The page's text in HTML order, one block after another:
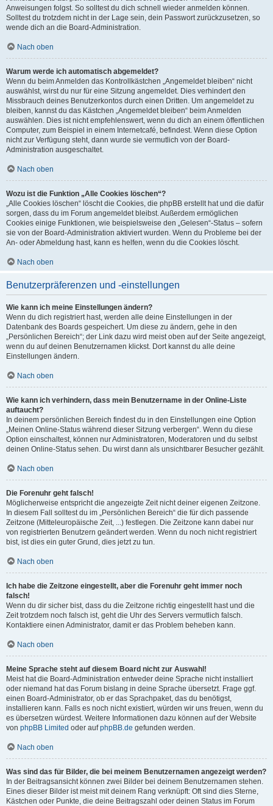
Anweisungen folgst. So solltest du dich schnell wieder anmelden können.
Solltest du trotzdem nicht in der Lage sein, dein Passwort zurückzusetzen, so
wende dich an die Board-Administration.
Nach oben
Warum werde ich automatisch abgemeldet?
Wenn du beim Anmelden das Kontrollkästchen „Angemeldet bleiben“ nicht
auswählst, wirst du nur für eine Sitzung angemeldet. Dies verhindert den
Missbrauch deines Benutzerkontos durch einen Dritten. Um angemeldet zu
bleiben, kannst du das Kästchen „Angemeldet bleiben“ beim Anmelden
auswählen. Dies ist nicht empfehlenswert, wenn du dich an einem öffentlichen
Computer, zum Beispiel in einem Internetcafé, befindest. Wenn diese Option
nicht zur Verfügung steht, dann wurde sie vermutlich von der Board-
Administration ausgeschaltet.
Nach oben
Wozu ist die Funktion „Alle Cookies löschen“?
„Alle Cookies löschen“ löscht die Cookies, die phpBB erstellt hat und die dafür
sorgen, dass du im Forum angemeldet bleibst. Außerdem ermöglichen
Cookies einige Funktionen, wie beispielsweise den „Gelesen“-Status – sofern
sie von der Board-Administration aktiviert wurden. Wenn du Probleme bei der
An- oder Abmeldung hast, kann es helfen, wenn du die Cookies löscht.
Nach oben
Benutzerpräferenzen und -einstellungen
Wie kann ich meine Einstellungen ändern?
Wenn du dich registriert hast, werden alle deine Einstellungen in der
Datenbank des Boards gespeichert. Um diese zu ändern, gehe in den
„Persönlichen Bereich“; der Link dazu wird meist oben auf der Seite angezeigt,
wenn du auf deinen Benutzernamen klickst. Dort kannst du alle deine
Einstellungen ändern.
Nach oben
Wie kann ich verhindern, dass mein Benutzername in der Online-Liste
auftaucht?
In deinem persönlichen Bereich findest du in den Einstellungen eine Option
„Meinen Online-Status während dieser Sitzung verbergen“. Wenn du diese
Option einschaltest, können nur Administratoren, Moderatoren und du selbst
deinen Online-Status sehen. Du wirst dann als unsichtbarer Besucher gezählt.
Nach oben
Die Forenuhr geht falsch!
Möglicherweise entspricht die angezeigte Zeit nicht deiner eigenen Zeitzone.
In diesem Fall solltest du im „Persönlichen Bereich“ die für dich passende
Zeitzone (Mitteleuropäische Zeit, ...) festlegen. Die Zeitzone kann dabei nur
von registrierten Benutzern geändert werden. Wenn du noch nicht registriert
bist, ist dies ein guter Grund, dies jetzt zu tun.
Nach oben
Ich habe die Zeitzone eingestellt, aber die Forenuhr geht immer noch
falsch!
Wenn du dir sicher bist, dass du die Zeitzone richtig eingestellt hast und die
Zeit trotzdem noch falsch ist, geht die Uhr des Servers vermutlich falsch.
Kontaktiere einen Administrator, damit er das Problem beheben kann.
Nach oben
Meine Sprache steht auf diesem Board nicht zur Auswahl!
Meist hat die Board-Administration entweder deine Sprache nicht installiert
oder niemand hat das Forum bislang in deine Sprache übersetzt. Frage ggf.
einen Board-Administrator, ob er das Sprachpaket, das du benötigst,
installieren kann. Falls es noch nicht existiert, würden wir uns freuen, wenn du
es übersetzen würdest. Weitere Informationen dazu können auf der Website
von phpBB Limited oder aufphpBB.de gefunden werden.
Nach oben
Was sind das für Bilder, die bei meinem Benutzernamen angezeigt werden?
In der Beitragsansicht können zwei Bilder bei deinem Benutzernamen stehen.
Eines dieser Bilder ist meist mit deinem Rang verknüpft: Oft sind dies Sterne,
Kästchen oder Punkte, die deine Beitragszahl oder deinen Status im Forum